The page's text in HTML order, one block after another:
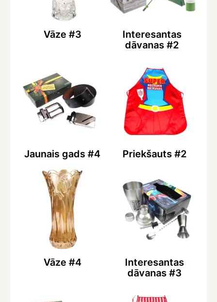
Vāze #3
Interesantas
dāvanas #2
Jaunais gads #4 Priekšauts #2
Vāze #4
Interesantas
dāvanas #3